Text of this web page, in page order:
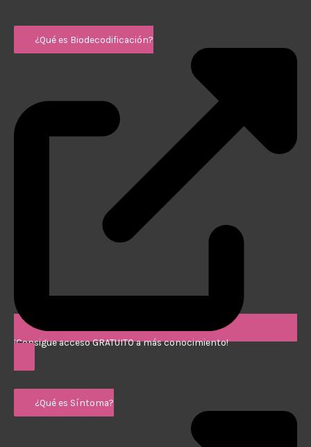
¿Qué es Biodecodificación?
¡Consigue acceso GRATUITO a más conocimiento!
¿Qué es Síntoma?